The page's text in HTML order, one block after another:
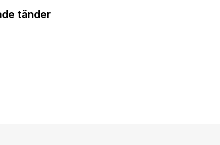
tänder